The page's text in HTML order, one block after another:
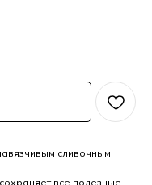
сливочным
все полезные